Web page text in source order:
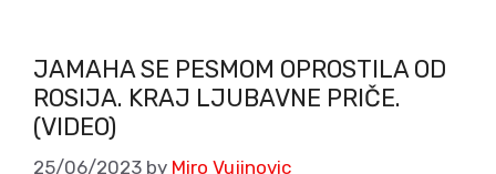
JAMAHA SE PESMOM OPROSTILA OD
ROSIJA. KRAJ LJUBAVNE PRIČE.
(VIDEO)
25/06/2023 by Miro Vujinovic